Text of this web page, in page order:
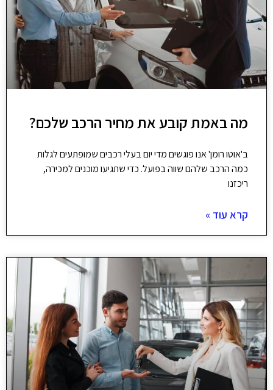
מה באמת קובע את מחיר הרכב שלכם?
ב'אוטו רומן' אנו פוגשים מדי יום בעלי רכבים שמופתעים לגלות
כמה הרכב שלהם שווה בפועל. כדי שתגיעו מוכנים למכירה,
ריכזנו
קרא עוד »